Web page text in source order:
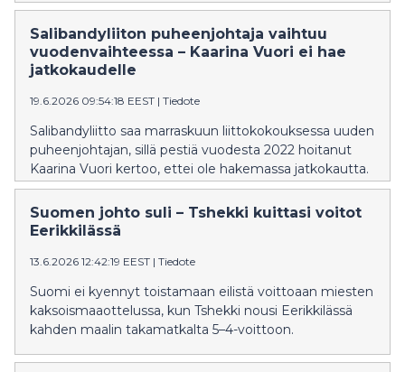
valituslautakunnan toimikaudelle 2027–2029.
Salibandyliiton puheenjohtaja vaihtuu
vuodenvaihteessa – Kaarina Vuori ei hae
jatkokaudelle
19.6.2026 09:54:18 EEST | Tiedote
Salibandyliitto saa marraskuun liittokokouksessa uuden
puheenjohtajan, sillä pestiä vuodesta 2022 hoitanut
Kaarina Vuori kertoo, ettei ole hakemassa jatkokautta.
Suomen johto suli – Tshekki kuittasi voitot
Eerikkilässä
13.6.2026 12:42:19 EEST | Tiedote
Suomi ei kyennyt toistamaan eilistä voittoaan miesten
kaksoismaaottelussa, kun Tshekki nousi Eerikkilässä
kahden maalin takamatkalta 5–4-voittoon.